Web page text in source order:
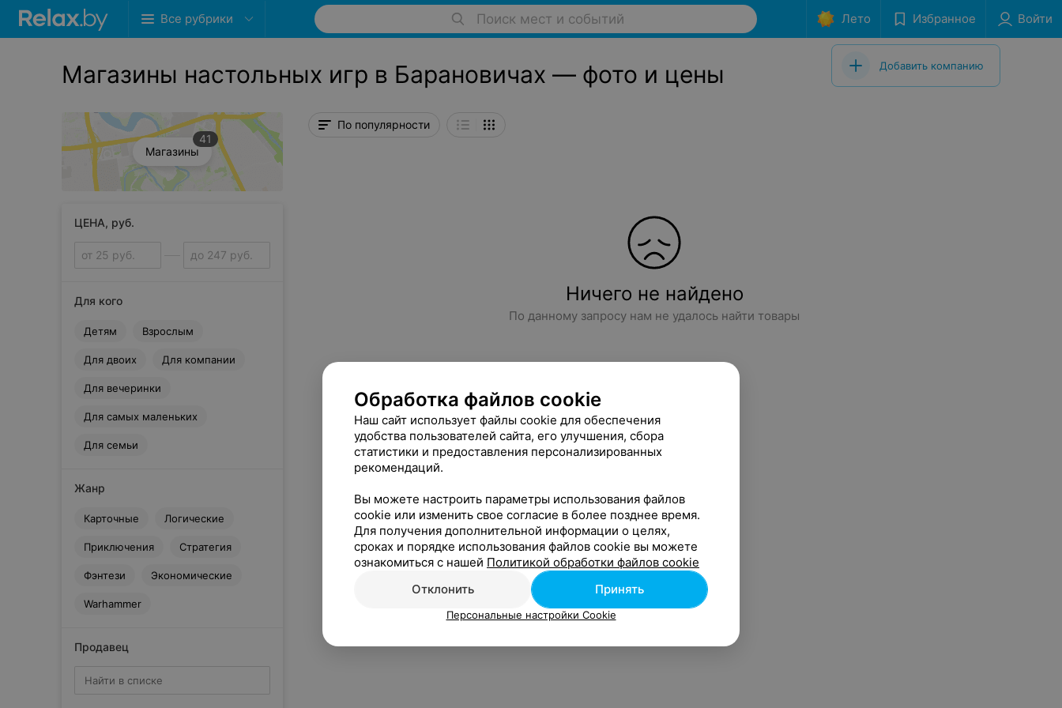
Все рубрики Поиск мест и событий Лето Избранное Войти
Магазины настольных игр в Барановичах — фото и цены Добавить компанию
Магазины
41
ЦЕНА, руб.
Для кого
Детям Взрослым
Для двоих Для компании
Для вечеринки
Для самых маленьких
Для семьи
Жанр
Карточные Логические
Приключения Стратегия
Фэнтези Экономические
Warhammer
Продавец
По популярности
Ничего не найдено
По данному запросу нам не удалось найти товары
Обработка файлов cookie
Наш сайт использует файлы cookie для обеспечения
удобства пользователей сайта, его улучшения, сбора
статистики и предоставления персонализированных
рекомендаций.
Вы можете настроить параметры использования файлов
cookie или изменить свое согласие в более позднее время.
Для получения дополнительной информации о целях,
сроках и порядке использования файлов cookie вы можете
ознакомиться с нашей Политикой обработки файлов cookie
Отклонить
Принять
Персональные настройки Cookie